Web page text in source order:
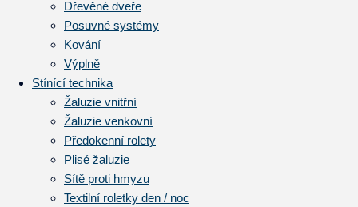
Dřevěné dveře
Posuvné systémy
Kování
Výplně
Stínící technika
Žaluzie vnitřní
Žaluzie venkovní
Předokenní rolety
Plisé žaluzie
Sítě proti hmyzu
Textilní roletky den / noc